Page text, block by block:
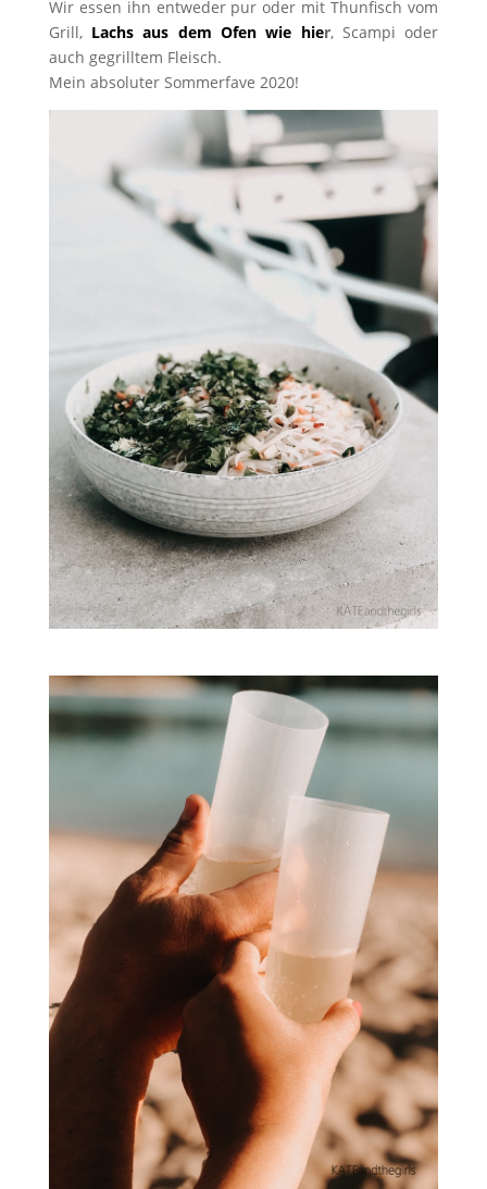
Wir essen ihn entweder pur oder mit Thunfisch vom
Grill, Lachs aus dem Ofen wie hier, Scampi oder
auch gegrilltem Fleisch.
Mein absoluter Sommerfave 2020!